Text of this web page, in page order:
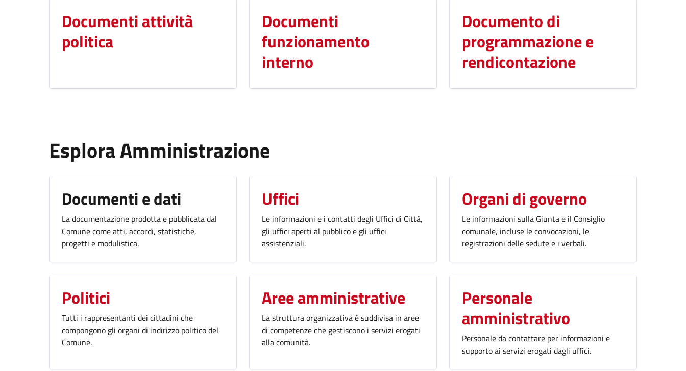
Documenti attività
politica
Documenti
funzionamento
interno
Documento di
programmazione e
rendicontazione
Esplora Amministrazione
Documenti e dati
La documentazione prodotta e pubblicata dal
Comune come atti, accordi, statistiche,
progetti e modulistica.
Uffici
Le informazioni e i contatti degli Uffici di Città,
gli uffici aperti al pubblico e gli uffici
assistenziali.
Organi di governo
Le informazioni sulla Giunta e il Consiglio
comunale, incluse le convocazioni, le
registrazioni delle sedute e i verbali.
Politici
Tutti i rappresentanti dei cittadini che
compongono gli organi di indirizzo politico del
Comune.
Aree amministrative
La struttura organizzativa è suddivisa in aree
di competenze che gestiscono i servizi erogati
alla comunità.
Personale
amministrativo
Personale da contattare per informazioni e
supporto ai servizi erogati dagli uffici.